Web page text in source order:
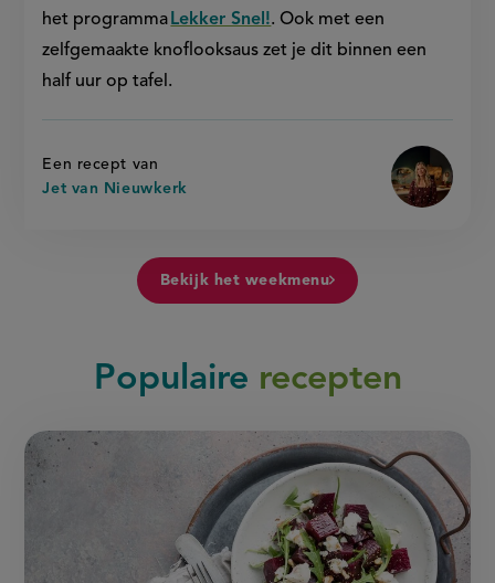
het programma Lekker Snel!. Ook met een
zelfgemaakte knoflooksaus zet je dit binnen een
half uur op tafel.
Een recept van
Jet van Nieuwkerk
Bekijk het weekmenu
Populaire recepten